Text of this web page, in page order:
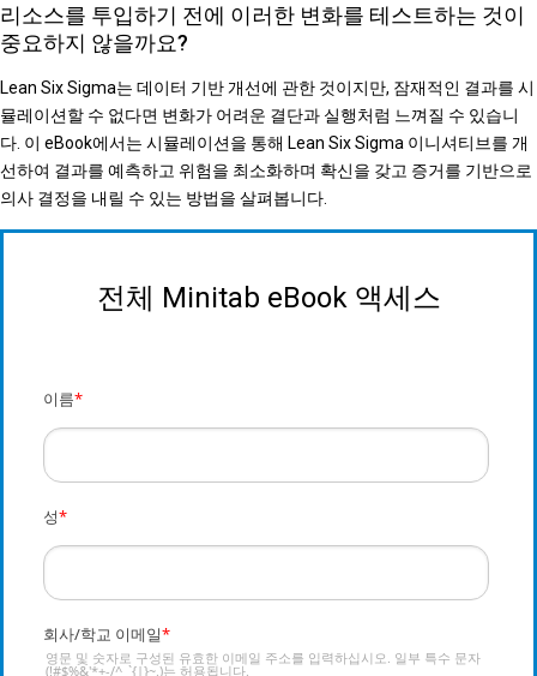
리소스를 투입하기 전에 이러한 변화를 테스트하는 것이
중요하지 않을까요?
Lean Six Sigma는 데이터 기반 개선에 관한 것이지만, 잠재적인 결과를 시
뮬레이션할 수 없다면 변화가 어려운 결단과 실행처럼 느껴질 수 있습니
다. 이 eBook에서는 시뮬레이션을 통해 Lean Six Sigma 이니셔티브를 개
선하여 결과를 예측하고 위험을 최소화하며 확신을 갖고 증거를 기반으로
의사 결정을 내릴 수 있는 방법을 살펴봅니다.
전체 Minitab eBook 액세스
이름*
성*
회사/학교 이메일*
영문 및 숫자로 구성된 유효한 이메일 주소를 입력하십시오. 일부 특수 문자
(!#$%&'*+-/^_`{|}~.)는 허용됩니다.